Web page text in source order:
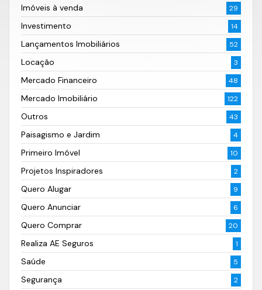
Imóveis à venda 29
Investimento 14
Lançamentos Imobiliários 52
Locação 3
Mercado Financeiro 48
Mercado Imobiliário 122
Outros 43
Paisagismo e Jardim 4
Primeiro Imóvel 10
Projetos Inspiradores 2
Quero Alugar 9
Quero Anunciar 6
Quero Comprar 20
Realiza AE Seguros 1
Saúde 5
Segurança 2